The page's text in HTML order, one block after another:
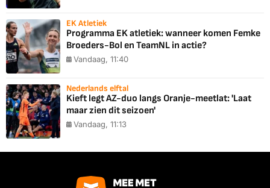
EK Atletiek
Programma EK atletiek: wanneer komen Femke
Broeders-Bol en TeamNL in actie?
Vandaag, 11:40
Nederlands elftal
Kieft legt AZ-duo langs Oranje-meetlat: 'Laat
maar zien dit seizoen'
Vandaag, 11:13